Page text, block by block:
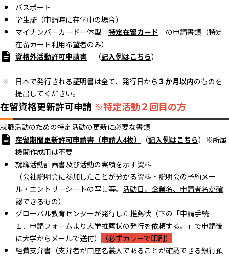
パスポート
学生証（申請時に在学中の場合）
マイナンバーカード一体型「特定在留カード 」の申請書類（特定
在留カード利用希望者のみ）
資格外活動許可申請書 （記入例はこちら）
日本で発行される証明書は全て、発行日から ３か月以内のものを
提出してください。
在留資格更新許可申請 ※特定活動２回目の方
就職活動のための特定活動の更新に必要な書類
在留期間更新許可申請書（申請人4枚）
（記入例はこちら）※所属
機関作成用は不要
就職活動計画書及び活動の実績を示す資料
（会社説明会に参加したことが分かる資料・説明会の予約メー
ル・エントリーシートの写し等。 活動日、企業名、申請者名が確
認できるもの）
グローバル教育センターが発行した推薦状（下の「申請手続
１．申請フォームより大学推薦状の発行を依頼する。」で申請後
に大学からメールで送付）
（必ずカラーで印刷）
経費支弁書（支弁者が口座名義人であることが確認できる銀行預